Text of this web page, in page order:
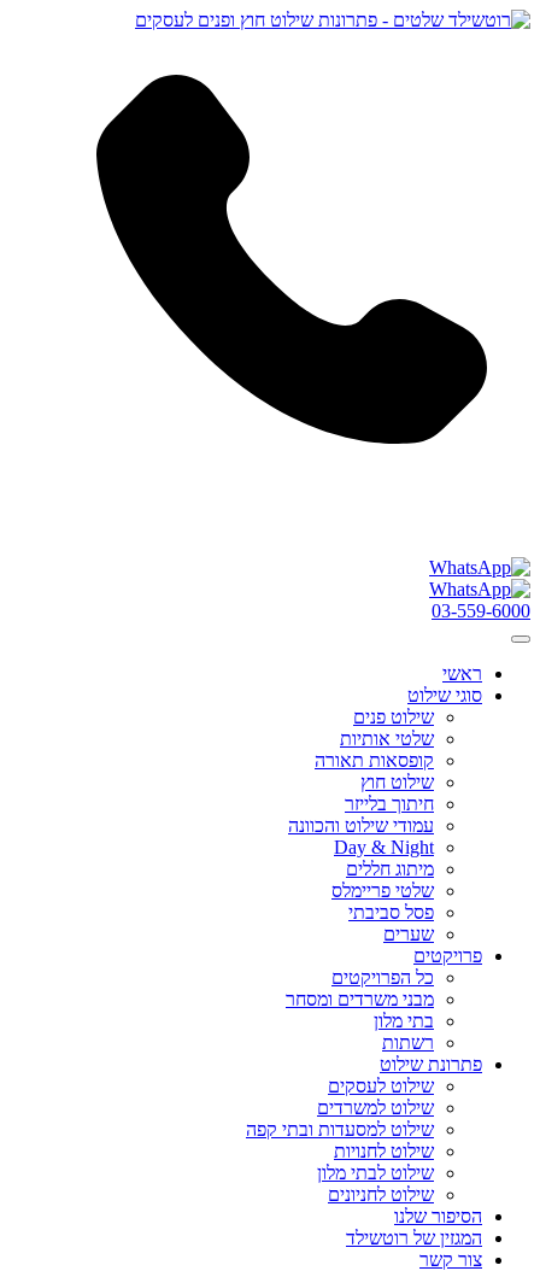
03-559-6000
ראשי
סוגי שילוט
שילוט פנים
שלטי אותיות
קופסאות תאורה
שילוט חוץ
חיתוך בלייזר
עמודי שילוט והכוונה
Day & Night
מיתוג חללים
שלטי פריימלס
פסל סביבתי
שערים
פרויקטים
כל הפרויקטים
מבני משרדים ומסחר
בתי מלון
רשתות
פתרונת שילוט
שילוט לעסקים
שילוט למשרדים
שילוט למסעדות ובתי קפה
שילוט לחנויות
שילוט לבתי מלון
שילוט לחניונים
הסיפור שלנו
המגזין של רוטשילד
צור קשר